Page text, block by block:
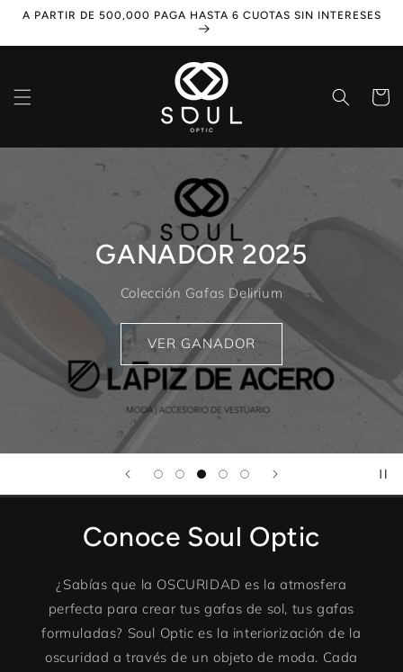
directamente
A PARTIR DE 500,000 PAGA HASTA 6 CUOTAS SIN INTERESES
Carrito
GANADOR 2025
Colección Gafas Delirium
VER GANADOR
Conoce Soul Optic
¿Sabías que la OSCURIDAD es la atmosfera
perfecta para crear tus gafas de sol, tus gafas
formuladas? Soul Optic es la interiorización de la
oscuridad a través de un objeto de moda. Cada